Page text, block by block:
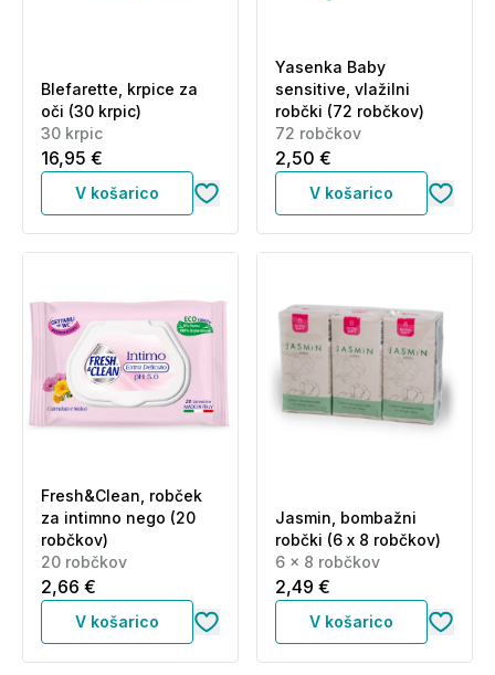
Blefarette, krpice za
oči (30 krpic)
30 krpic
16,95 €
V košarico
Yasenka Baby
sensitive, vlažilni
robčki (72 robčkov)
72 robčkov
2,50 €
V košarico
Fresh&Clean, robček
za intimno nego (20
robčkov)
20 robčkov
2,66 €
V košarico
Jasmin, bombažni
robčki (6 x 8 robčkov)
6 x 8 robčkov
2,49 €
V košarico